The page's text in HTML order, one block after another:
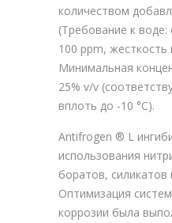
количеством
(Требование к
100 ppm,
Минимальная
25% v/v
вплоть до -10 °С).
Antifrogen ® L
использования
боратов,
Оптимизация
коррозии была